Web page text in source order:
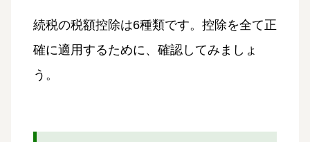
続税の税額控除は6種類です。控除を全て正
確に適用するために、確認してみましょ
う。